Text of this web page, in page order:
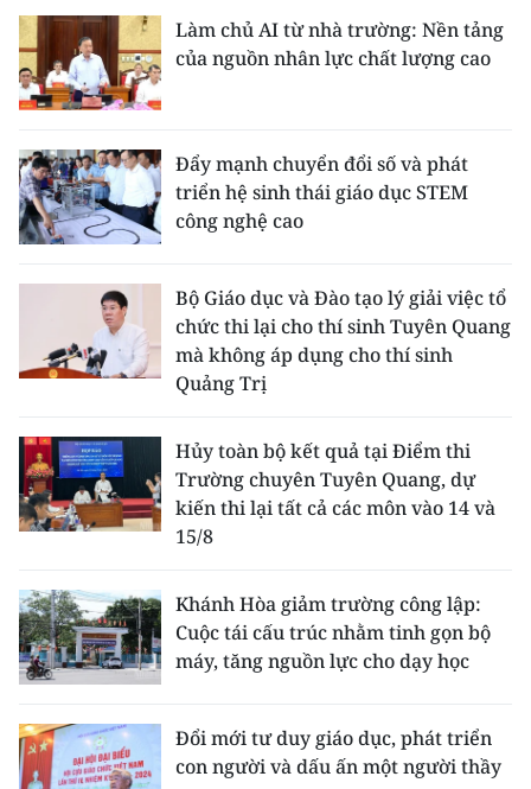
Làm chủ AI từ nhà trường: Nền tảng
của nguồn nhân lực chất lượng cao
Đẩy mạnh chuyển đổi số và phát
triển hệ sinh thái giáo dục STEM
công nghệ cao
Bộ Giáo dục và Đào tạo lý giải việc tổ
chức thi lại cho thí sinh Tuyên Quang
mà không áp dụng cho thí sinh
Quảng Trị
Hủy toàn bộ kết quả tại Điểm thi
Trường chuyên Tuyên Quang, dự
kiến thi lại tất cả các môn vào 14 và
15/8
Khánh Hòa giảm trường công lập:
Cuộc tái cấu trúc nhằm tinh gọn bộ
máy, tăng nguồn lực cho dạy học
Đổi mới tư duy giáo dục, phát triển
con người và dấu ấn một người thầy